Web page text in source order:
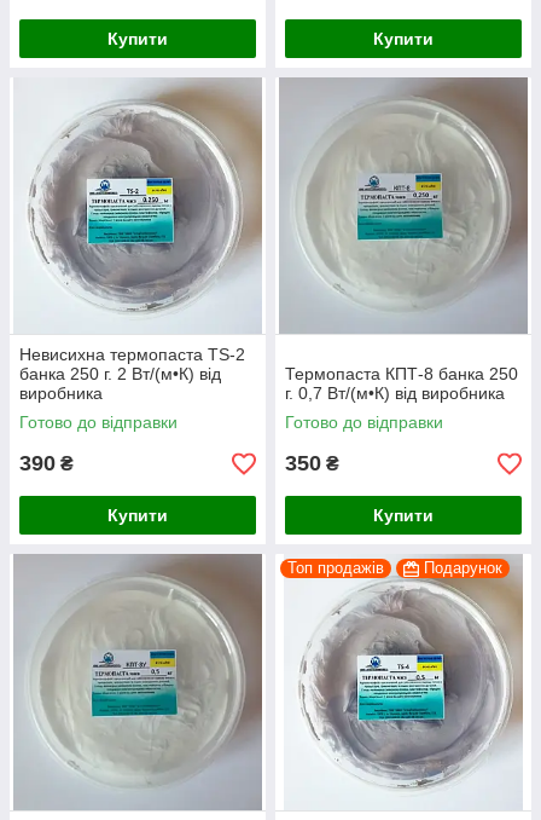
Купити Купити
Невисихна термопаста TS-2
банка 250 г. 2 Вт/(м•К) від
виробника
Готово до відправки
390 ₴
Купити
Термопаста КПТ-8 банка 250
г. 0,7 Вт/(м•К) від виробника
Готово до відправки
350 ₴
Купити
Топ продажів Подарунок